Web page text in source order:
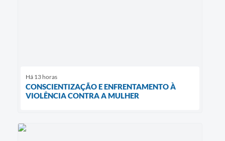
Há 13 horas
CONSCIENTIZAÇÃO E ENFRENTAMENTO À
VIOLÊNCIA CONTRA A MULHER